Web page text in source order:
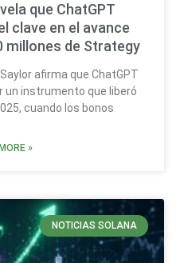
que ChatGPT
clave en el avance
millones de Strategy
afirma que ChatGPT
un instrumento que liberó
cuando los bonos
»
NOTICIAS SOLANA